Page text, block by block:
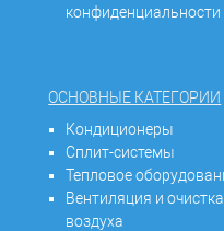
конфиденциальности
ОСНОВНЫЕ КАТЕГОРИИ
Кондиционеры
Сплит-системы
Тепловое
Вентиляция и очистка
воздуха